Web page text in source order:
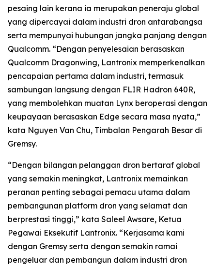
pesaing lain kerana ia merupakan peneraju global
yang dipercayai dalam industri dron antarabangsa
serta mempunyai hubungan jangka panjang dengan
Qualcomm. “Dengan penyelesaian berasaskan
Qualcomm Dragonwing, Lantronix memperkenalkan
pencapaian pertama dalam industri, termasuk
sambungan langsung dengan FLIR Hadron 640R,
yang membolehkan muatan Lynx beroperasi dengan
keupayaan berasaskan Edge secara masa nyata,”
kata Nguyen Van Chu, Timbalan Pengarah Besar di
Gremsy.
“Dengan bilangan pelanggan dron bertaraf global
yang semakin meningkat, Lantronix memainkan
peranan penting sebagai pemacu utama dalam
pembangunan platform dron yang selamat dan
berprestasi tinggi,” kata Saleel Awsare, Ketua
Pegawai Eksekutif Lantronix. “Kerjasama kami
dengan Gremsy serta dengan semakin ramai
pengeluar dan pembangun dalam industri dron